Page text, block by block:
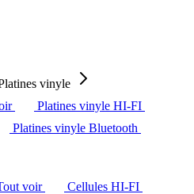
vinyle
Platines vinyle HI-FI
Platines vinyle Bluetooth
voir
Cellules HI-FI